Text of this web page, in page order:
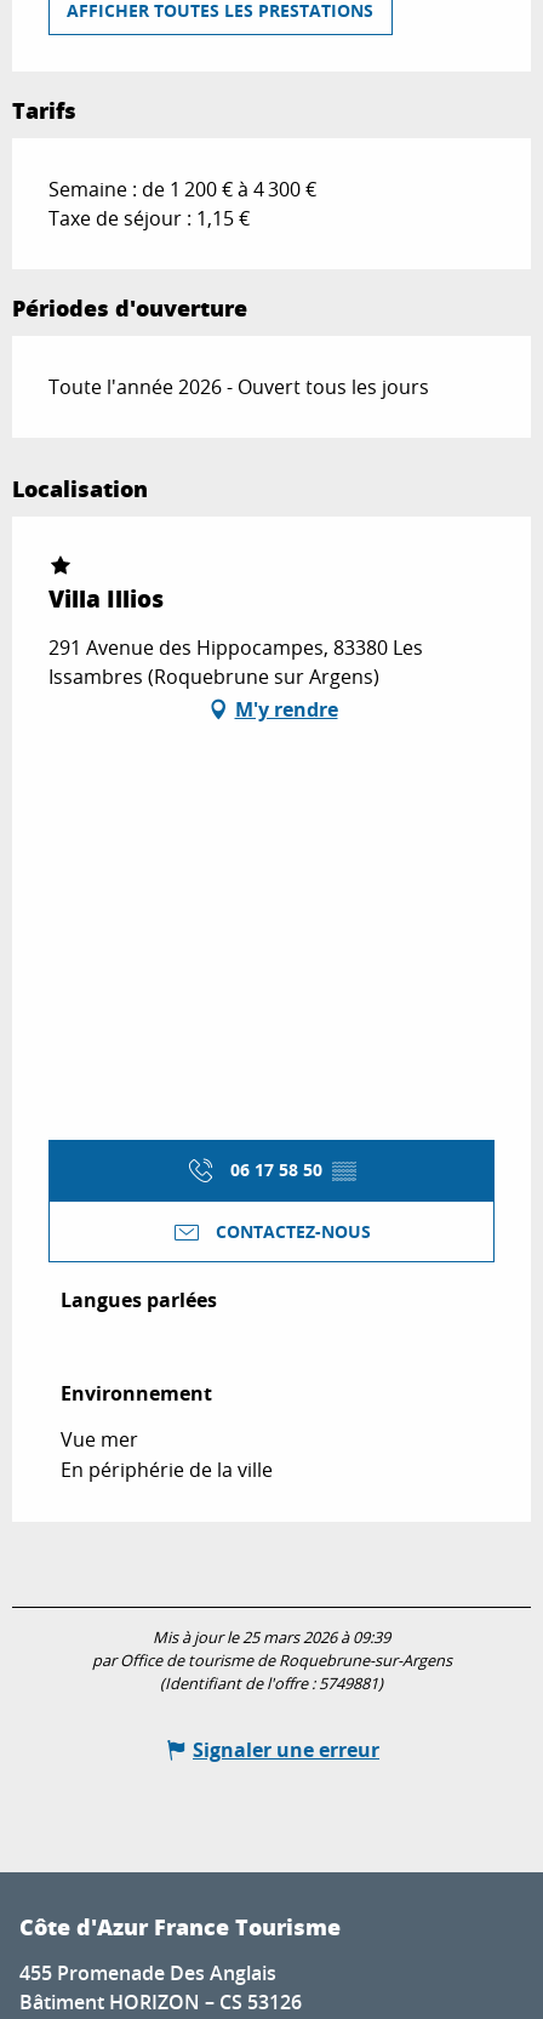
AFFICHER TOUTES LES PRESTATIONS
Tarifs
Semaine : de 1 200 € à 4 300 €
Taxe de séjour : 1,15 €
Périodes d'ouverture
Toute l'année 2026 - Ouvert tous les jours
Localisation
Villa Illios
291 Avenue des Hippocampes, 83380 Les
Issambres (Roquebrune sur Argens)
M'y rendre
06 17 58 50 ▒▒
CONTACTEZ-NOUS
Langues parlées
Langues parlées
Environnement
Environnement
Vue mer
En périphérie de la ville
Mis à jour le 25 mars 2026 à 09:39
par Office de tourisme de Roquebrune-sur-Argens
(Identifiant de l'offre :5749881)
Signaler une erreur
Côte d'Azur France Tourisme
455 Promenade Des Anglais
Bâtiment HORIZON – CS 53126